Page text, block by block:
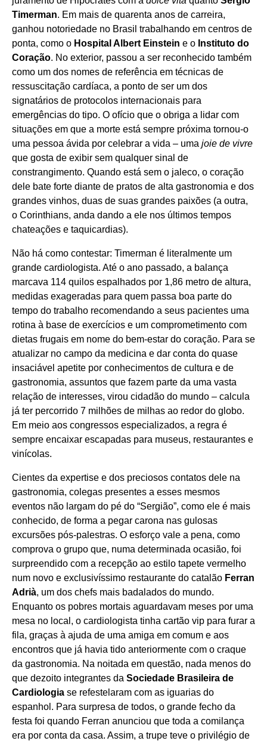
Timerman. Em mais de quarenta anos de carreira,
ganhou notoriedade no Brasil trabalhando em centros de
ponta, como o Hospital Albert Einstein e o Instituto do
Coração. No exterior, passou a ser reconhecido também
como um dos nomes de referência em técnicas de
ressuscitação cardíaca, a ponto de ser um dos
signatários de protocolos internacionais para
emergências do tipo. O ofício que o obriga a lidar com
situações em que a morte está sempre próxima tornou-o
uma pessoa ávida por celebrar a vida – uma joie de vivre
que gosta de exibir sem qualquer sinal de
constrangimento. Quando está sem o jaleco, o coração
dele bate forte diante de pratos de alta gastronomia e dos
grandes vinhos, duas de suas grandes paixões (a outra,
o Corinthians, anda dando a ele nos últimos tempos
chateações e taquicardias).
Não há como contestar: Timerman é literalmente um
grande cardiologista. Até o ano passado, a balança
marcava 114 quilos espalhados por 1,86 metro de altura,
medidas exageradas para quem passa boa parte do
tempo do trabalho recomendando a seus pacientes uma
rotina à base de exercícios e um comprometimento com
dietas frugais em nome do bem-estar do coração. Para se
atualizar no campo da medicina e dar conta do quase
insaciável apetite por conhecimentos de cultura e de
gastronomia, assuntos que fazem parte da uma vasta
relação de interesses, virou cidadão do mundo – calcula
já ter percorrido 7 milhões de milhas ao redor do globo.
Em meio aos congressos especializados, a regra é
sempre encaixar escapadas para museus, restaurantes e
vinícolas.
Cientes da expertise e dos preciosos contatos dele na
gastronomia, colegas presentes a esses mesmos
eventos não largam do pé do “Sergião”, como ele é mais
conhecido, de forma a pegar carona nas gulosas
excursões pós-palestras. O esforço vale a pena, como
comprova o grupo que, numa determinada ocasião, foi
surpreendido com a recepção ao estilo tapete vermelho
num novo e exclusivíssimo restaurante do catalão Ferran
Adrià, um dos chefs mais badalados do mundo.
Enquanto os pobres mortais aguardavam meses por uma
mesa no local, o cardiologista tinha cartão vip para furar a
fila, graças à ajuda de uma amiga em comum e aos
encontros que já havia tido anteriormente com o craque
da gastronomia. Na noitada em questão, nada menos do
que dezoito integrantes da Sociedade Brasileira de
Cardiologia se refestelaram com as iguarias do
espanhol. Para surpresa de todos, o grande fecho da
festa foi quando Ferran anunciou que toda a comilança
era por conta da casa. Assim, a trupe teve o privilégio de